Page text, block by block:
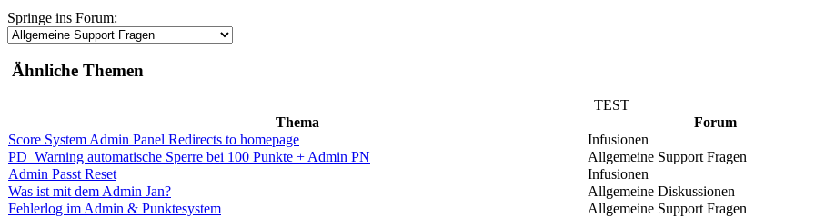
Springe ins Forum:
Ähnliche Themen
TEST
Thema
Forum
Score System Admin Panel Redirects to homepage
Infusionen
PD_Warning automatische Sperre bei 100 Punkte + Admin PN
Allgemeine Support Fragen
Admin Passt Reset
Infusionen
Was ist mit dem Admin Jan?
Allgemeine Diskussionen
Fehlerlog im Admin & Punktesystem
Allgemeine Support Fragen